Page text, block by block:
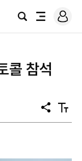
검
전
로
그
콜 참석
공
유
텍
스